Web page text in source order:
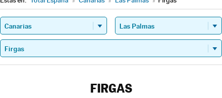
FIRGAS